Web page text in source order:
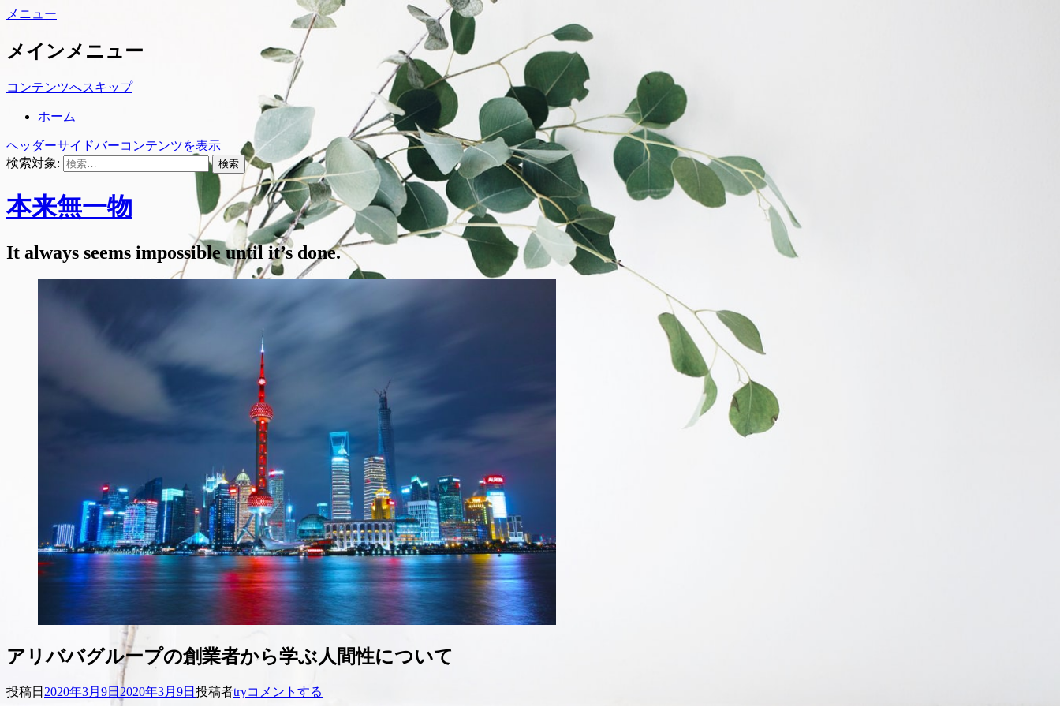
メニュー
メインメニュー
コンテンツへスキップ
ホーム
ヘッダーサイドバーコンテンツを表示
検索対象:
本来無一物
It always seems impossible until it’s done.
アリババグループの創業者から学ぶ人間性について
投稿日 2020年3月9日 2020年3月9日 投稿者tryコメントする